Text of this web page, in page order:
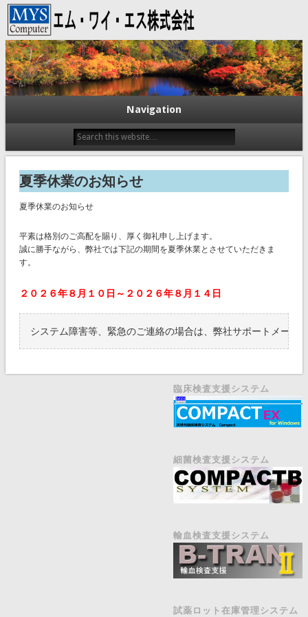
エム・ワイ・エス株式会社
Navigation
夏季休業のお知らせ
夏季休業のお知らせ
平素は格別のご高配を賜り、厚く御礼申し上げます。
誠に勝手ながら、弊社では下記の期間を夏季休業とさせていただきま
す。
２０２６年８月１０日～２０２６年８月１４日
システム障害等、緊急のご連絡の場合は、弊社サポートメール
臨床検査支援システム
細菌検査支援システム
輸血検査支援システム
試薬ロット在庫管理システム